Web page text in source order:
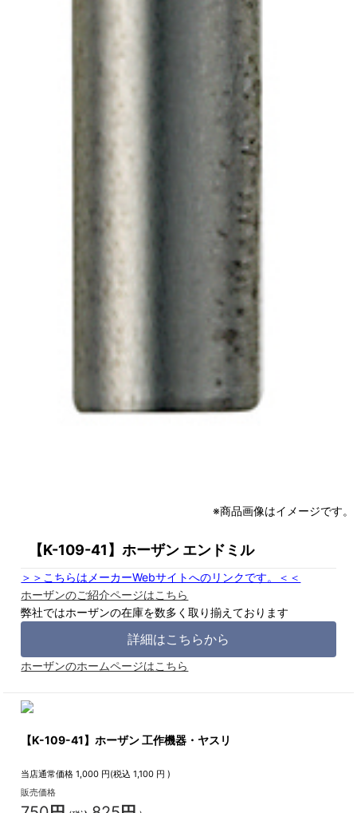
※商品画像はイメージです。
【K-109-41】ホーザン エンドミル
＞＞こちらはメーカーWebサイトへのリンクです。＜＜
ホーザンのご紹介ページはこちら
弊社ではホーザンの在庫を数多く取り揃えております
詳細はこちらから
ホーザンのホームページはこちら
【K-109-41】ホーザン 工作機器・ヤスリ
当店通常価格 1,000 円(税込1,100 円 )
販売価格